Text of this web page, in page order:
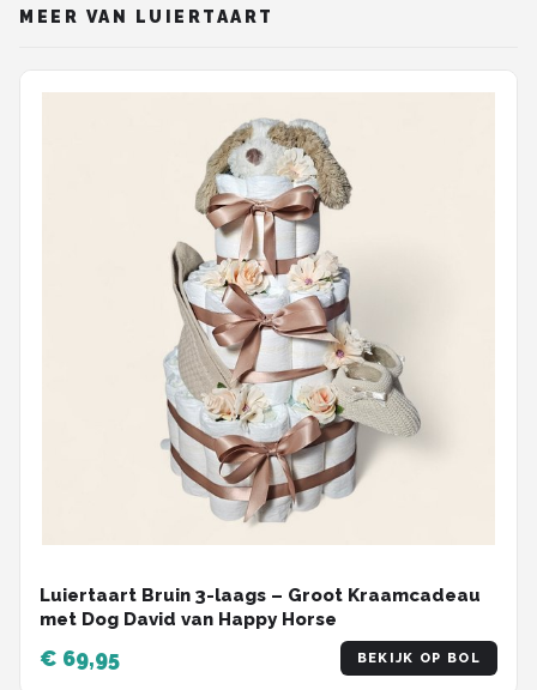
MEER VAN LUIERTAART
Luiertaart Bruin 3-laags – Groot Kraamcadeau
met Dog David van Happy Horse
€ 69,95 BEKIJK OP BOL